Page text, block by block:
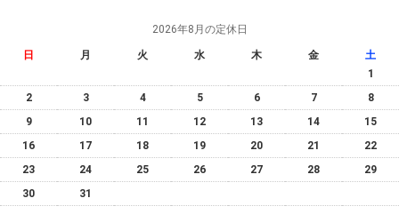
2026年8月の定休日
日 月 火 水 木 金
土
1
2
3 4 5 6 7
8
9
10 11 12 13 14
15
16
17 18 19 20 21
22
23
24 25 26 27 28
29
30
31